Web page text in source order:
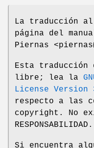
La traducción
página del
Piernas
Esta traducción
libre; lea la
License Version
respecto a las
copyright. No
RESPONSABILIDAD.
Si encuentra